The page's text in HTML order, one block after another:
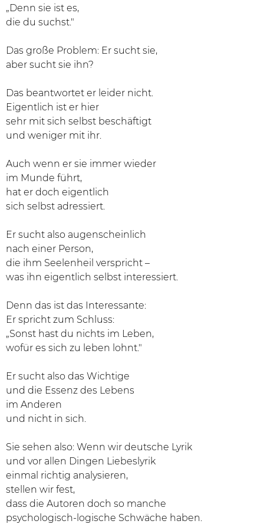
„Denn sie ist es,
die du suchst."
Das große Problem: Er sucht sie,
aber sucht sie ihn?
Das beantwortet er leider nicht.
Eigentlich ist er hier
sehr mit sich selbst beschäftigt
und weniger mit ihr.
Auch wenn er sie immer wieder
im Munde führt,
hat er doch eigentlich
sich selbst adressiert.
Er sucht also augenscheinlich
nach einer Person,
die ihm Seelenheil verspricht –
was ihn eigentlich selbst interessiert.
Denn das ist das Interessante:
Er spricht zum Schluss:
„Sonst hast du nichts im Leben,
wofür es sich zu leben lohnt."
Er sucht also das Wichtige
und die Essenz des Lebens
im Anderen
und nicht in sich.
Sie sehen also: Wenn wir deutsche Lyrik
und vor allen Dingen Liebeslyrik
einmal richtig analysieren,
stellen wir fest,
dass die Autoren doch so manche
psychologisch-logische Schwäche haben.